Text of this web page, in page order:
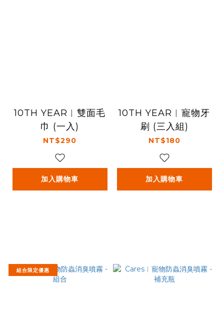
10TH YEAR︱雙面毛
巾 (一入)
NT$290
加入購物車
10TH YEAR︱寵物牙
刷 (三入組)
NT$180
加入購物車
組合限定優惠